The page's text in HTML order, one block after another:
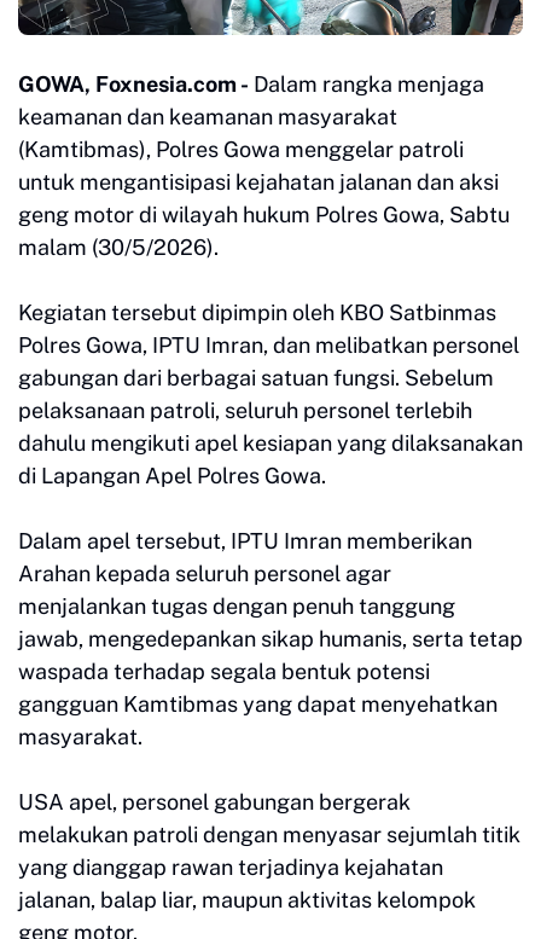
GOWA, Foxnesia.com - Dalam rangka menjaga
keamanan dan keamanan masyarakat
(Kamtibmas), Polres Gowa menggelar patroli
untuk mengantisipasi kejahatan jalanan dan aksi
geng motor di wilayah hukum Polres Gowa, Sabtu
malam (30/5/2026).
Kegiatan tersebut dipimpin oleh KBO Satbinmas
Polres Gowa, IPTU Imran, dan melibatkan personel
gabungan dari berbagai satuan fungsi. Sebelum
pelaksanaan patroli, seluruh personel terlebih
dahulu mengikuti apel kesiapan yang dilaksanakan
di Lapangan Apel Polres Gowa.
Dalam apel tersebut, IPTU Imran memberikan
Arahan kepada seluruh personel agar
menjalankan tugas dengan penuh tanggung
jawab, mengedepankan sikap humanis, serta tetap
waspada terhadap segala bentuk potensi
gangguan Kamtibmas yang dapat menyehatkan
masyarakat.
USA apel, personel gabungan bergerak
melakukan patroli dengan menyasar sejumlah titik
yang dianggap rawan terjadinya kejahatan
jalanan, balap liar, maupun aktivitas kelompok
geng motor.